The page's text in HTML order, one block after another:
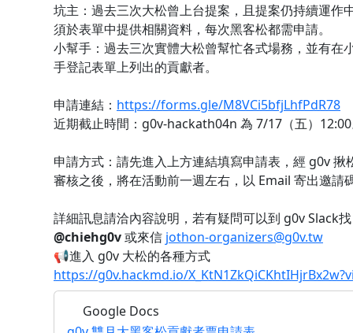
坑主：過去三次大松曾上台提案，且提案仍持續運作
須於表單中提供相關資料，每次黑客松都需申請。
小幫手：過去三次實體大松曾幫忙各式場務，並有在
手登記表單上列出的貢獻者。
申請連結： https://forms.gle/M8VCi5bfjLhfPdR78
近期截止時間：g0v-hackath04n 為 7/17（五）
申請方式：請先進入上方連結填寫申請表，經 g0v 揪
審核之後，將在活動前一週左右，以 Email 寄出邀請
詳細訊息請洽內容說明，若有疑問可以到 g0v Slack找
@chiehg0v或來信 jothon-organizers@g0v.tw
📢進入 g0v 大松的各種方式
https://g0v.hackmd.io/
Google Docs